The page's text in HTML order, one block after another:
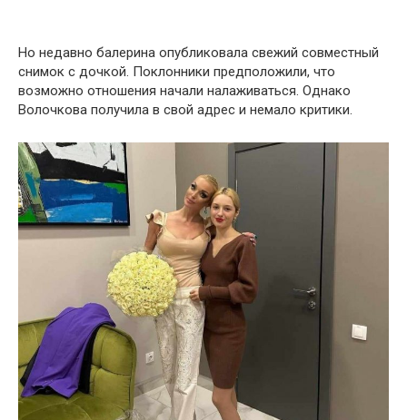
Но недавно балерина опубликовала свежий совместный
снимок с дочкой. Поклонники предположили, что
возможно отношения начали налаживаться. Однако
Волочкова получила в свой адрес и немало критики.